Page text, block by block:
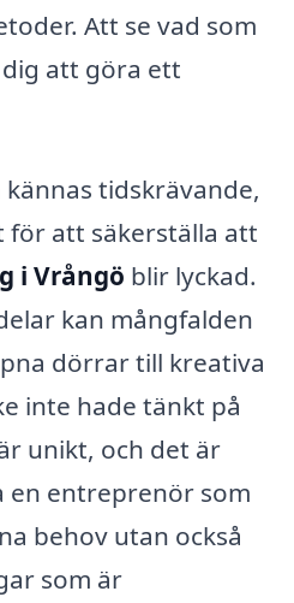
Att se vad som
att göra ett
tidskrävande,
för att säkerställa att
i Vrångö blir lyckad.
kan mångfalden
dörrar till kreativa
inte hade tänkt på
unikt, och det är
en entreprenör som
behov utan också
som är